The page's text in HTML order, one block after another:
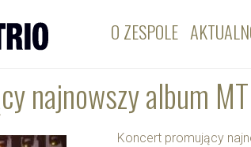
O ZESPOLE
najnowszy album
Koncert promujący